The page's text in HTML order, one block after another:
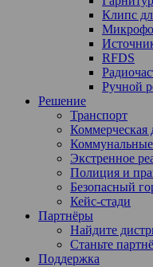
Клипс
RFDS
Ручной
Решение
Транспорт
Коммерческая
Коммунальные
Экстренное
Полиция и
Безопасный
Кейс-стади
Партнёры
Найдите
Станьте
Поддержка